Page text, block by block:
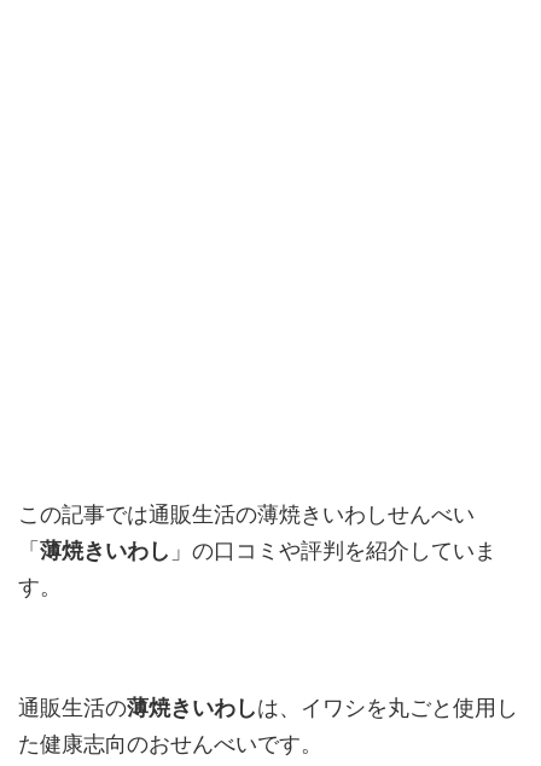
この記事では通販生活の薄焼きいわしせんべい
「 薄焼きいわし 」の口コミや評判を紹介していま
す。
通販生活の薄焼きいわしは、イワシを丸ごと使用し
た健康志向のおせんべいです。